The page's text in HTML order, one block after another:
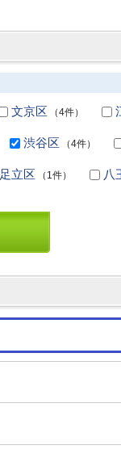
文京区 （4件）
渋谷区 （4件）
足立区 （1件） 八